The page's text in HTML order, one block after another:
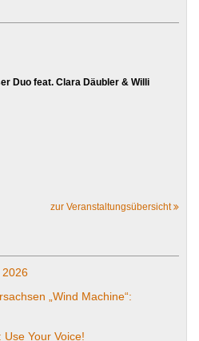
Duo feat. Clara Däubler & Willi
zur Veranstaltungsübersicht
2026
„Wind Machine“:
Your Voice!